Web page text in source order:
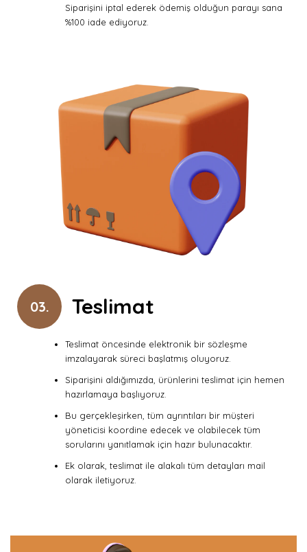
Siparişini iptal ederek ödemiş olduğun parayı sana
%100 iade ediyoruz.
03. Teslimat
Teslimat öncesinde elektronik bir sözleşme
imzalayarak süreci başlatmış oluyoruz.
Siparişini aldığımızda, ürünlerini teslimat için hemen
hazırlamaya başlıyoruz.
Bu gerçekleşirken, tüm ayrıntıları bir müşteri
yöneticisi koordine edecek ve olabilecek tüm
sorularını yanıtlamak için hazır bulunacaktır.
Ek olarak, teslimat ile alakalı tüm detayları mail
olarak iletiyoruz.